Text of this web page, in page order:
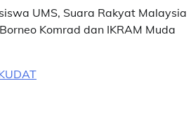
UMS, Suara Rakyat Malaysia
Komrad dan IKRAM Muda